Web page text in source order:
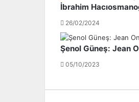
e
i
m
B
k
o
e
s
i
i
İbrahim
26/02/2024
Şenol Güneş: Jean
05/10/2023